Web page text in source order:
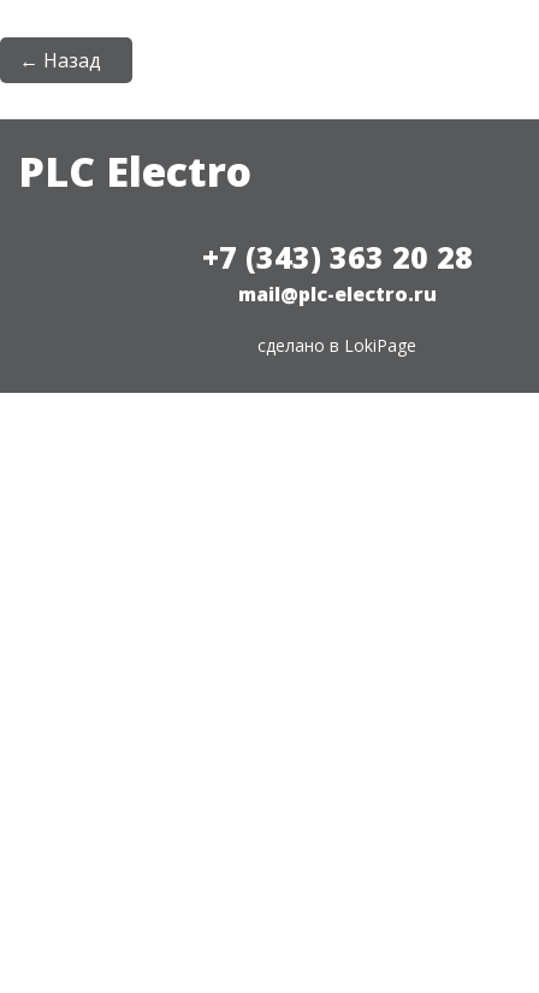
← Назад
PLC Electro
+7 (343) 363 20 28
mail@plc-electro.ru
сделано в LokiPage